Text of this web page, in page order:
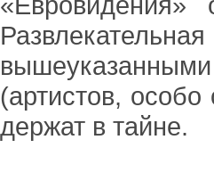
(артистов,
держат в тайне.